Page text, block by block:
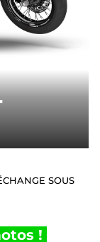
SOUS
!